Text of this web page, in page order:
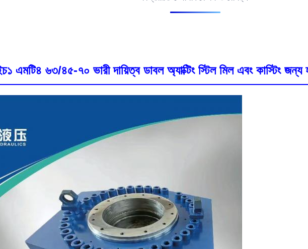
এমটি৪ ৬৩/৪৫-৭০ ভারী দায়িত্ব ডাবল অ্যাক্টিং স্টিল মিল এবং কাস্টিং জন্য